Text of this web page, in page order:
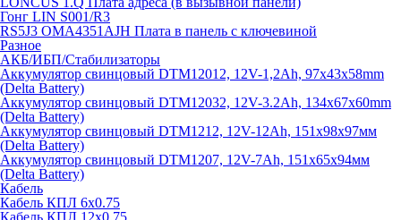
Гонг LIN S001/R3
RS5J3 OMA4351AJH Плата в панель с ключевиной
Разное
АКБ/ИБП/Стабилизаторы
Аккумулятор свинцовый DTM12012, 12V-1,2Ah, 97х43х58mm
(Delta Battery)
Аккумулятор свинцовый DTM12032, 12V-3.2Ah, 134x67x60mm
(Delta Battery)
Аккумулятор свинцовый DTM1212, 12V-12Ah, 151х98х97мм
(Delta Battery)
Аккумулятор свинцовый DTM1207, 12V-7Ah, 151х65х94мм
(Delta Battery)
Кабель
Кабель КПЛ 6х0.75
Кабель КПЛ 12х0.75